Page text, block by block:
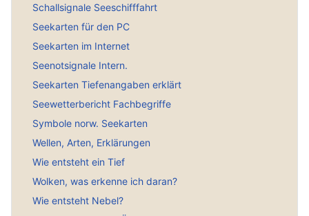
Schallsignale Seeschifffahrt
Seekarten für den PC
Seekarten im Internet
Seenotsignale Intern.
Seekarten Tiefenangaben erklärt
Seewetterbericht Fachbegriffe
Symbole norw. Seekarten
Wellen, Arten, Erklärungen
Wie entsteht ein Tief
Wolken, was erkenne ich daran?
Wie entsteht Nebel?